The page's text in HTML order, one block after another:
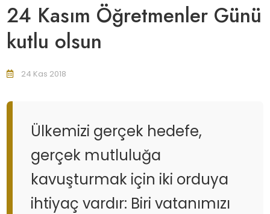
24 Kasım Öğretmenler Günü
kutlu olsun
24 Kas 2018
Ülkemizi gerçek hedefe,
gerçek mutluluğa
kavuşturmak için iki orduya
ihtiyaç vardır: Biri vatanımızı